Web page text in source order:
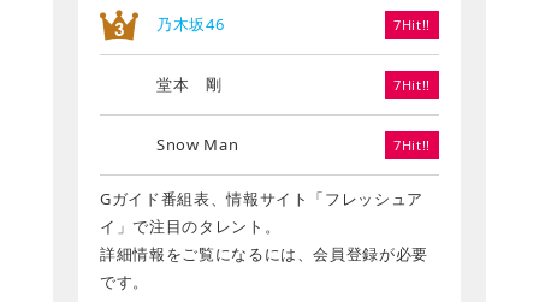
乃木坂46 7Hit!!
堂本 剛 7Hit!!
Snow Man 7Hit!!
Gガイド番組表、情報サイト「フレッシュア
イ」で注目のタレント。
詳細情報をご覧になるには、会員登録が必要
です。